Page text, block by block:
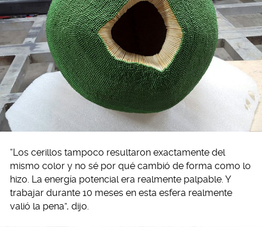
“Los cerillos tampoco resultaron exactamente del
mismo color y no sé por qué cambió de forma como lo
hizo. La energía potencial era realmente palpable. Y
trabajar durante 10 meses en esta esfera realmente
valió la pena”, dijo.